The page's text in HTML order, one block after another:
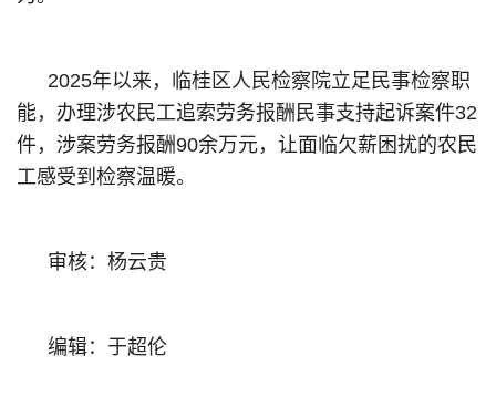
2025年以来，临桂区人民检察院立足民事检察职
能，办理涉农民工追索劳务报酬民事支持起诉案件32
件，涉案劳务报酬90余万元，让面临欠薪困扰的农民
工感受到检察温暖。
审核：杨云贵
编辑：于超伦